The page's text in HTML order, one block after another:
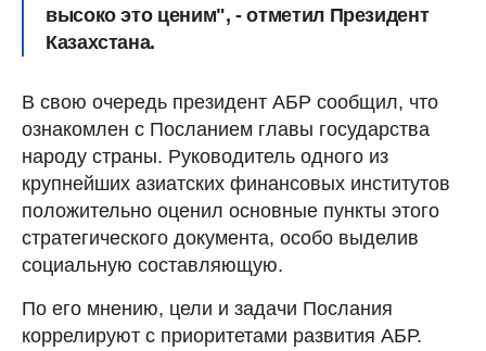
высоко это ценим", - отметил Президент
Казахстана.
В свою очередь президент АБР сообщил, что
ознакомлен с Посланием главы государства
народу страны. Руководитель одного из
крупнейших азиатских финансовых институтов
положительно оценил основные пункты этого
стратегического документа, особо выделив
социальную составляющую.
По его мнению, цели и задачи Послания
коррелируют с приоритетами развития АБР.